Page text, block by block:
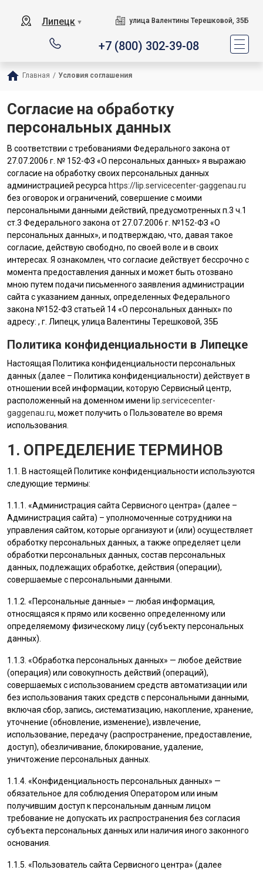
Липецк ▼ улица Валентины Терешковой, 35Б
+7 (800) 302-39-08
Главная / Условия соглашения
Согласие на обработку
персональных данных
В соответствии с требованиями Федерального закона от
27.07.2006 г. № 152-ФЗ «О персональных данных» я выражаю
согласие на обработку своих персональных данных
администрацией ресурса https://lip.servicecenter-gaggenau.ru
без оговорок и ограничений, совершение с моими
персональными данными действий, предусмотренных п.3 ч.1
ст.3 Федерального закона от 27.07.2006 г. №152-ФЗ «О
персональных данных», и подтверждаю, что, давая такое
согласие, действую свободно, по своей воле и в своих
интересах. Я ознакомлен, что согласие действует бессрочно с
момента предоставления данных и может быть отозвано
мною путем подачи письменного заявления администрации
сайта с указанием данных, определенных Федерального
закона №152-ФЗ статьей 14 «О персональных данных» по
адресу: , г. Липецк, улица Валентины Терешковой, 35Б
Политика конфиденциальности в Липецке
Настоящая Политика конфиденциальности персональных
данных (далее – Политика конфиденциальности) действует в
отношении всей информации, которую Сервисный центр,
расположенный на доменном имени lip.servicecenter-
gaggenau.ru, может получить о Пользователе во время
использования.
1. ОПРЕДЕЛЕНИЕ ТЕРМИНОВ
1.1. В настоящей Политике конфиденциальности используются
следующие термины:
1.1.1. «Администрация сайта Сервисного центра» (далее –
Администрация сайта) – уполномоченные сотрудники на
управления сайтом, которые организуют и (или) осуществляет
обработку персональных данных, а также определяет цели
обработки персональных данных, состав персональных
данных, подлежащих обработке, действия (операции),
совершаемые с персональными данными.
1.1.2. «Персональные данные» — любая информация,
относящаяся к прямо или косвенно определенному или
определяемому физическому лицу (субъекту персональных
данных).
1.1.3. «Обработка персональных данных» — любое действие
(операция) или совокупность действий (операций),
совершаемых с использованием средств автоматизации или
без использования таких средств с персональными данными,
включая сбор, запись, систематизацию, накопление, хранение,
уточнение (обновление, изменение), извлечение,
использование, передачу (распространение, предоставление,
доступ), обезличивание, блокирование, удаление,
уничтожение персональных данных.
1.1.4. «Конфиденциальность персональных данных» —
обязательное для соблюдения Оператором или иным
получившим доступ к персональным данным лицом
требование не допускать их распространения без согласия
субъекта персональных данных или наличия иного законного
основания.
1.1.5. «Пользователь сайта Сервисного центра» (далее